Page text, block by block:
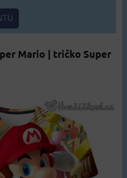
Mario | tričko Super